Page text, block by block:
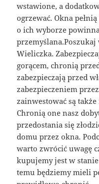
wstawione, a
ogrzewać. Okna
o ich wyborze
Wieliczka.
gorącem, chronią
zabezpieczają przed
zabezpieczeniem
zainwestować są
Chronią one nasz
przedostania się
domu przez okna.
warto zwrócić uwagę
kupujemy jest w
temu będziemy mieli